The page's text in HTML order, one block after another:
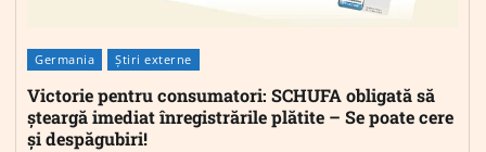
Germania Știri externe
Victorie pentru consumatori: SCHUFA obligată să
șteargă imediat înregistrările plătite – Se poate cere
și despăgubiri!